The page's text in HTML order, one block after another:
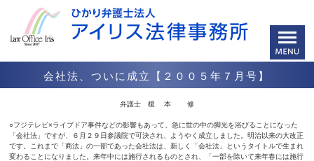
会社法、ついに成立【２００５年７月号】
弁護士 榎 本 修
○フジテレビ×ライブドア事件などの影響もあって、急に世の中の脚光を浴びることになった
「会社法」ですが、６月２９日参議院で可決され、ようやく成立しました。明治以来の大改正
です。これまで「商法」の一部であった会社法は、新しく「会社法」というタイトルで生まれ
変わることになりました。来年中には施行されるものとされ、「一部を除いて来年春には施行